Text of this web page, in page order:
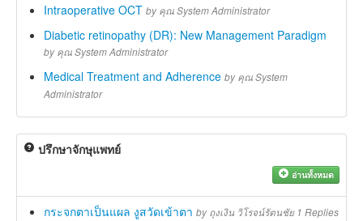
Intraoperative OCT by คุณ System Administrator
Diabetic retinopathy (DR): New Management Paradigm
by คุณ System Administrator
Medical Treatment and Adherence by คุณ System
Administrator
ปรึกษาจักษุแพทย์
อ่านทั้งหมด
กระจกตาเป็นแผล งูสวัดเข้าตา by ถุงเงิน วิโรจน์รัตนชัย1 Replies